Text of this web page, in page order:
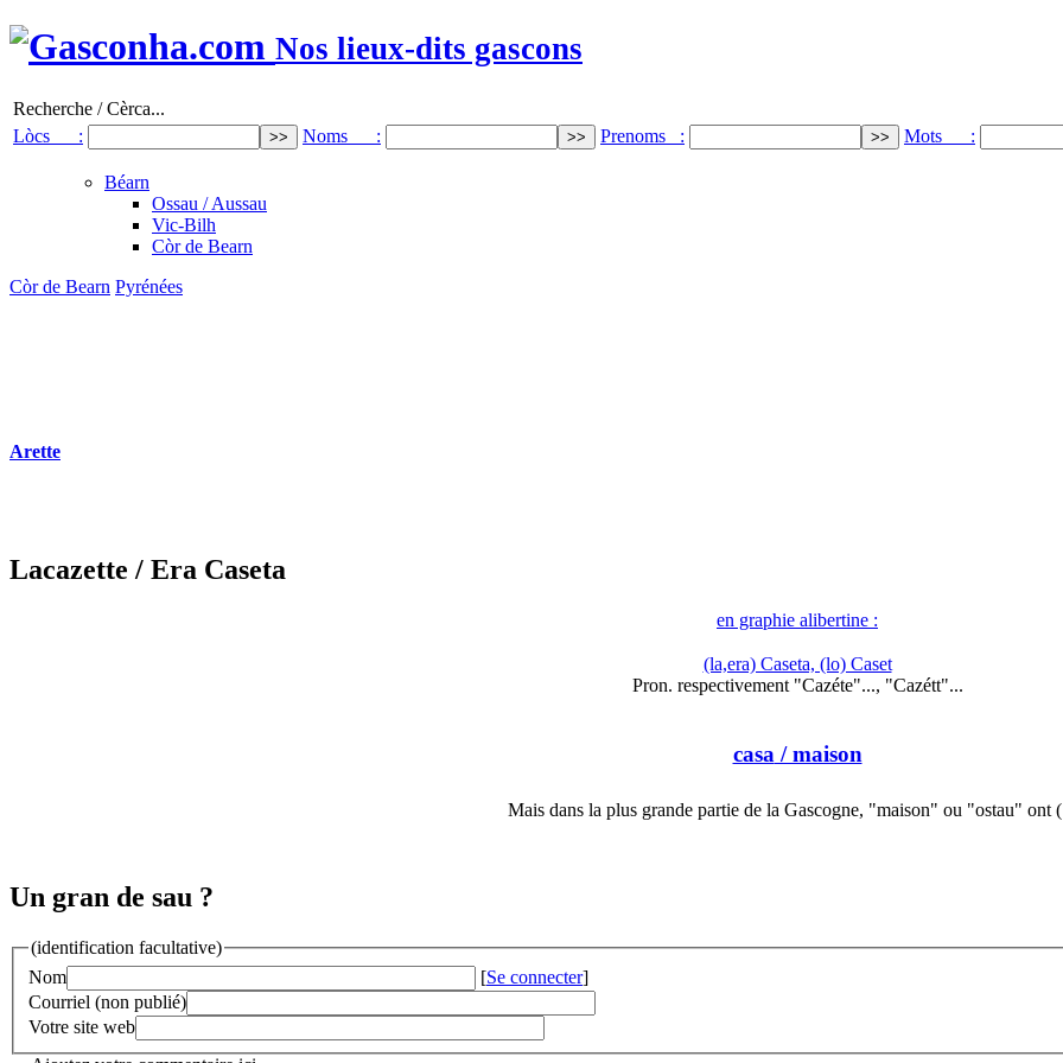
Nos lieux-dits gascons
Recherche / Cèrca...
Lòcs :
Noms : Prenoms : Mots :
Béarn
Ossau / Aussau
Vic-Bilh
Còr de Bearn
Còr de Bearn Pyrénées
Arette
Lacazette / Era Caseta
en graphie alibertine :
(la,era) Caseta, (lo) Caset
Pron. respectivement "Cazéte"..., "Cazétt"...
casa / maison
Mais dans la plus grande partie de la Gascogne, "maison" ou "ostau"
Un gran de sau ?
(identification facultative)
Nom
[Se connecter]
Courriel (non publié)
Votre site web